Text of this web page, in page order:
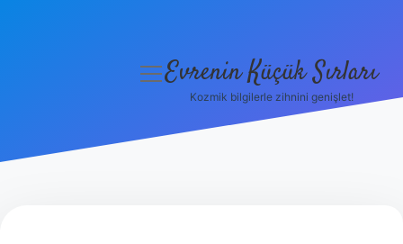
menüyü
Evrenin Küçük Sırları
Kozmik bilgilerle zihnini genişlet!